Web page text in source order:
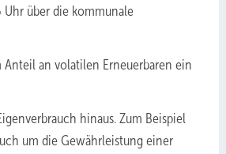
Uhr über die kommunale
an volatilen Erneuerbaren ein
hinaus. Zum Beispiel
um die Gewährleistung einer